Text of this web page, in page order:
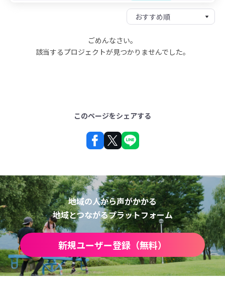
ごめんなさい。
該当するプロジェクトが見つかりませんでした。
このページをシェアする
地域の人から声がかかる
地域とつながるプラットフォーム
新規ユーザー登録（無料）